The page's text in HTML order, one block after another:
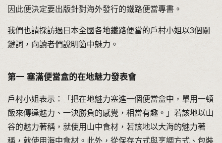
因此便決定要出版針對海外發行的鐵路便當專書。
我們也請採訪過日本全國各地鐵路便當的戶村小姐以3個關
鍵詞，向讀者們說明箇中魅力。
第一 塞滿便當盒的在地魅力發表會
戶村小姐表示：「把在地魅力塞進一個便當盒中，單用一頓
飯來傳達魅力、一決勝負的感覺，相當有趣。」若該地以山
谷的魅力著稱，就使用山中食材，若該地以大海的魅力著
稱，就使用海中食材。此外，從保存方式與烹調方式、包裝